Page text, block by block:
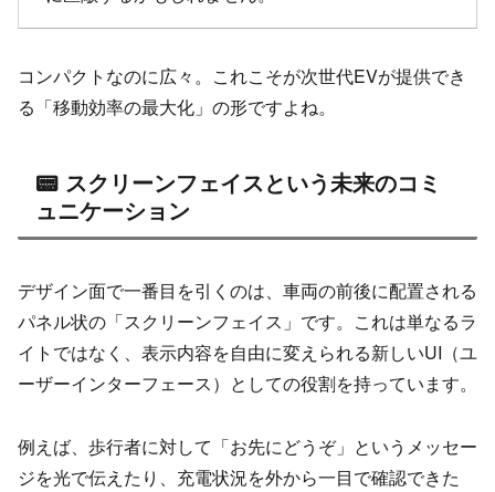
コンパクトなのに広々。これこそが次世代EVが提供でき
る「移動効率の最大化」の形ですよね。
📟 スクリーンフェイスという未来のコミ
ュニケーション
デザイン面で一番目を引くのは、車両の前後に配置される
パネル状の「スクリーンフェイス」です。これは単なるラ
イトではなく、表示内容を自由に変えられる新しいUI（ユ
ーザーインターフェース）としての役割を持っています。
例えば、歩行者に対して「お先にどうぞ」というメッセー
ジを光で伝えたり、充電状況を外から一目で確認できた